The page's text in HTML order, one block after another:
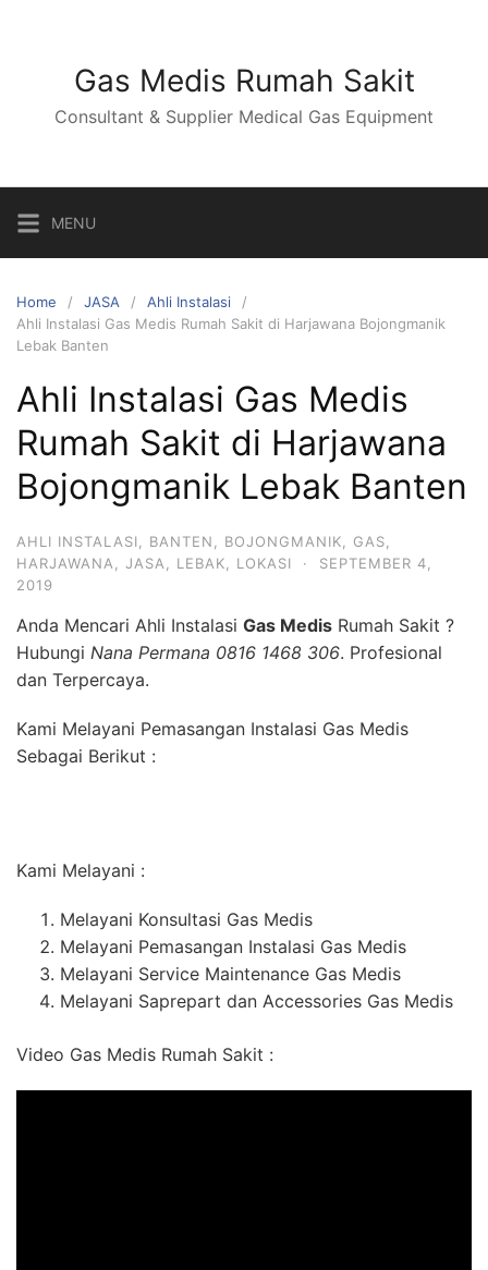
Gas Medis Rumah Sakit
Consultant & Supplier Medical Gas Equipment
MENU
Home JASA
Ahli Instalasi
Ahli Instalasi Gas Medis Rumah Sakit di Harjawana Bojongmanik
Lebak Banten
Ahli Instalasi Gas Medis
Rumah Sakit di Harjawana
Bojongmanik Lebak Banten
AHLI INSTALASI BANTEN BOJONGMANIK GAS
HARJAWANA
JASA LEBAK LOKASI ·
SEPTEMBER 4,
2019
Anda Mencari Ahli Instalasi Gas Medis Rumah Sakit ?
Hubungi Nana Permana 0816 1468 306. Profesional
dan Terpercaya.
Kami Melayani Pemasangan Instalasi Gas Medis
Sebagai Berikut :
Kami Melayani :
Melayani Konsultasi Gas Medis
Melayani Pemasangan Instalasi Gas Medis
Melayani Service Maintenance Gas Medis
Melayani Saprepart dan Accessories Gas Medis
Video Gas Medis Rumah Sakit :